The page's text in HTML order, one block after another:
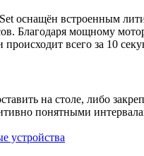
оснащён встроенным
Благодаря мощному
всего за 10
на столе, либо
понятными
устройства